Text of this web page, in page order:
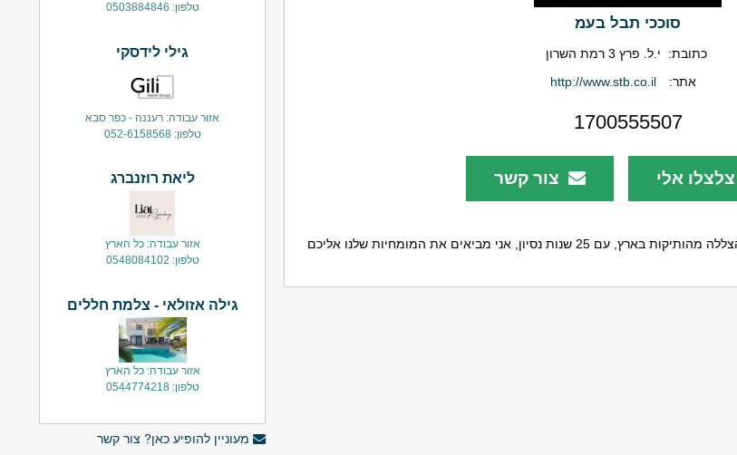
סוככי תבל בעמ
כתובת:
י.ל. פרץ 3 רמת השרון
אתר:
http://www.stb.co.il
1700555507
צלצלו אלי צור קשר
סוככי תבל הינה חברת פרגולות ופתרונות הצללה מהותיקות בארץ, עם 25 שנות נסיון, אני מביאים את המומחיות שלנו אליכם
טלפון: 0503884846
גילי לידסקי
אזור עבודה: רעננה - כפר סבא
טלפון: 052-6158568
ליאת רוזנברג
אזור עבודה: כל הארץ
טלפון: 0548084102
גילה אזולאי - צלמת חללים
אזור עבודה: כל הארץ
טלפון: 0544774218
מעוניין להופיע כאן? צור קשר